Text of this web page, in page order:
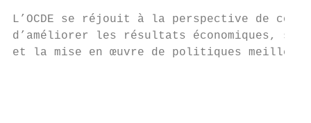
L’OCDE se réjouit à la perspective de
d’améliorer les résultats économiques,
et la mise en œuvre de politiques